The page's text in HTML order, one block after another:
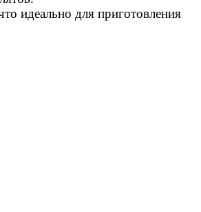
идеально для приготовления